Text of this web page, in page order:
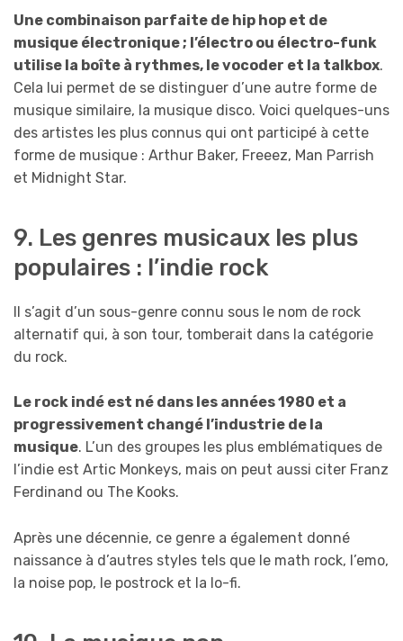
Une combinaison parfaite de hip hop et de
musique électronique ; l’électro ou électro-funk
utilise la boîte à rythmes, le vocoder et la talkbox.
Cela lui permet de se distinguer d’une autre forme de
musique similaire, la musique disco. Voici quelques-uns
des artistes les plus connus qui ont participé à cette
forme de musique : Arthur Baker, Freeez, Man Parrish
et Midnight Star.
9. Les genres musicaux les plus
populaires : l’indie rock
Il s’agit d’un sous-genre connu sous le nom de rock
alternatif qui, à son tour, tomberait dans la catégorie
du rock.
Le rock indé est né dans les années 1980 et a
progressivement changé l’industrie de la
musique. L’un des groupes les plus emblématiques de
l’indie est Artic Monkeys, mais on peut aussi citer Franz
Ferdinand ou The Kooks.
Après une décennie, ce genre a également donné
naissance à d’autres styles tels que le math rock, l’emo,
la noise pop, le postrock et la lo-fi.